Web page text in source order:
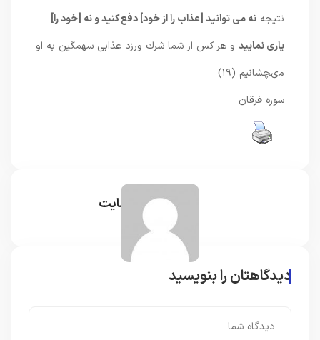
نتيجه نه مى‏ توانيد [عذاب را از خود] دفع كنيد و نه [خود را]
يارى نماييد و هر كس از شما شرك ورزد عذابى سهمگين به او
مى‏چشانيم (۱۹)
سوره فرقان
مدیر سایت
دیدگاهتان را بنویسید